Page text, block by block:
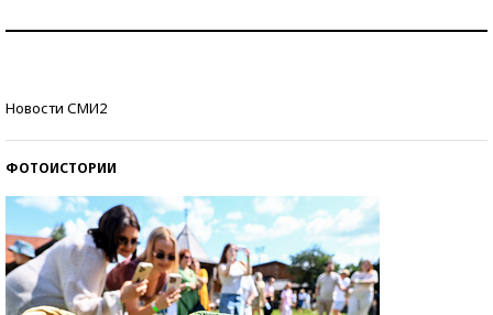
Новости СМИ2
ФОТОИСТОРИИ